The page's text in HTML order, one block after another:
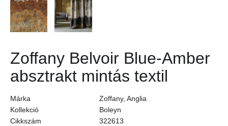
Zoffany Belvoir Blue-Amber
absztrakt mintás textil
Márka
Zoffany, Anglia
Kollekció
Boleyn
Cikkszám
322613